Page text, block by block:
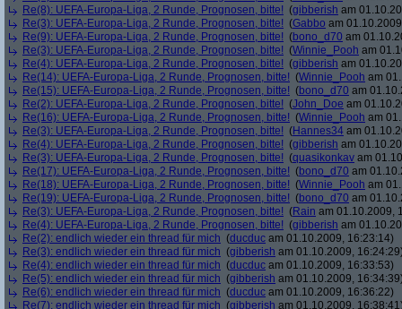
Re(8): UEFA-Europa-Liga, 2 Runde, Prognosen, bitte! (gibberish am
Re(3): UEFA-Europa-Liga, 2 Runde, Prognosen, bitte! (Gabbo am
Re(9): UEFA-Europa-Liga, 2 Runde, Prognosen, bitte! (bono_d70 am
Re(3): UEFA-Europa-Liga, 2 Runde, Prognosen, bitte! (Winnie_Pooh am
Re(4): UEFA-Europa-Liga, 2 Runde, Prognosen, bitte! (gibberish am
Re(14): UEFA-Europa-Liga, 2 Runde, Prognosen, bitte! (Winnie_Pooh am
Re(15): UEFA-Europa-Liga, 2 Runde, Prognosen, bitte! (bono_d70 am
Re(2): UEFA-Europa-Liga, 2 Runde, Prognosen, bitte! (John_Doe am
Re(16): UEFA-Europa-Liga, 2 Runde, Prognosen, bitte! (Winnie_Pooh am
Re(3): UEFA-Europa-Liga, 2 Runde, Prognosen, bitte! (Hannes34 am
Re(4): UEFA-Europa-Liga, 2 Runde, Prognosen, bitte! (gibberish am
Re(3): UEFA-Europa-Liga, 2 Runde, Prognosen, bitte! (quasikonkav am
Re(17): UEFA-Europa-Liga, 2 Runde, Prognosen, bitte! (bono_d70 am
Re(18): UEFA-Europa-Liga, 2 Runde, Prognosen, bitte! (Winnie_Pooh am
Re(19): UEFA-Europa-Liga, 2 Runde, Prognosen, bitte! (bono_d70 am
Re(3): UEFA-Europa-Liga, 2 Runde, Prognosen, bitte! (Rain am 01.10.2009,
Re(4): UEFA-Europa-Liga, 2 Runde, Prognosen, bitte! (gibberish am
Re(2): endlich wieder ein thread für mich (ducduc am 01.10.2009, 16:23:14)
Re(3): endlich wieder ein thread für mich (gibberish am 01.10.2009,
Re(4): endlich wieder ein thread für mich (ducduc am 01.10.2009, 16:33:53)
Re(5): endlich wieder ein thread für mich (gibberish am 01.10.2009,
Re(6): endlich wieder ein thread für mich (ducduc am 01.10.2009, 16:36:22)
Re(7): endlich wieder ein thread für mich (gibberish am 01.10.2009,